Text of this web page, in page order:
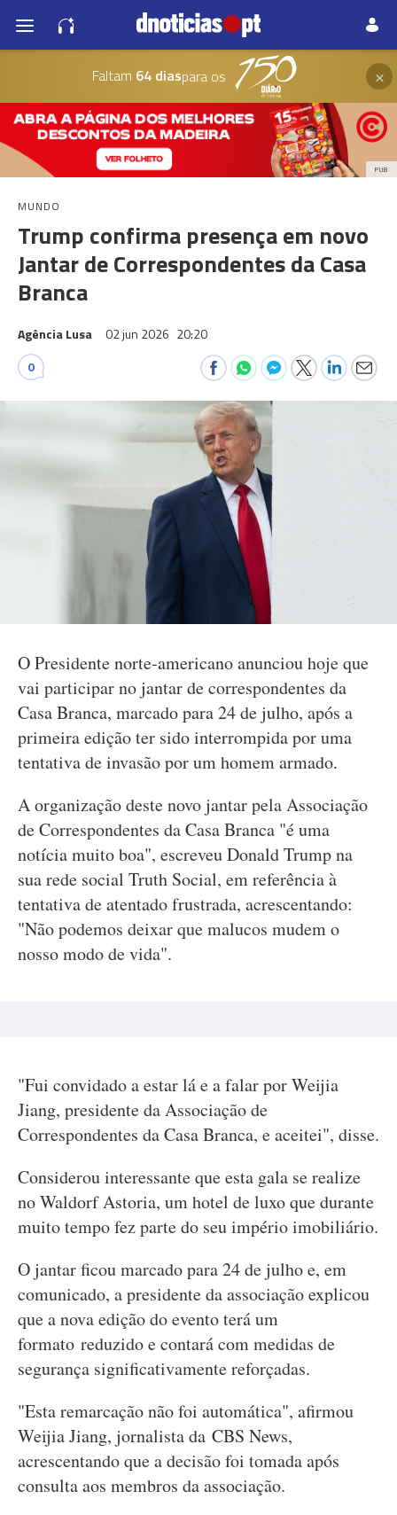
Faltam 64 diaspara os ×
PUB
MUNDO
Trump confirma presença em novo
Jantar de Correspondentes da Casa
Branca
Agência Lusa 02 jun 2026 20:20
0
O Presidente norte-americano anunciou hoje que
vai participar no jantar de correspondentes da
Casa Branca, marcado para 24 de julho, após a
primeira edição ter sido interrompida por uma
tentativa de invasão por um homem armado.
A organização deste novo jantar pela Associação
de Correspondentes da Casa Branca "é uma
notícia muito boa", escreveu Donald Trump na
sua rede social Truth Social, em referência à
tentativa de atentado frustrada, acrescentando:
"Não podemos deixar que malucos mudem o
nosso modo de vida".
"Fui convidado a estar lá e a falar por Weijia
Jiang, presidente da Associação de
Correspondentes da Casa Branca, e aceitei", disse.
Considerou interessante que esta gala se realize
no Waldorf Astoria, um hotel de luxo que durante
muito tempo fez parte do seu império imobiliário.
O jantar ficou marcado para 24 de julho e, em
comunicado, a presidente da associação explicou
que a nova edição do evento terá um
formato reduzido e contará com medidas de
segurança significativamente reforçadas.
"Esta remarcação não foi automática", afirmou
Weijia Jiang, jornalista da CBS News,
acrescentando que a decisão foi tomada após
consulta aos membros da associação.